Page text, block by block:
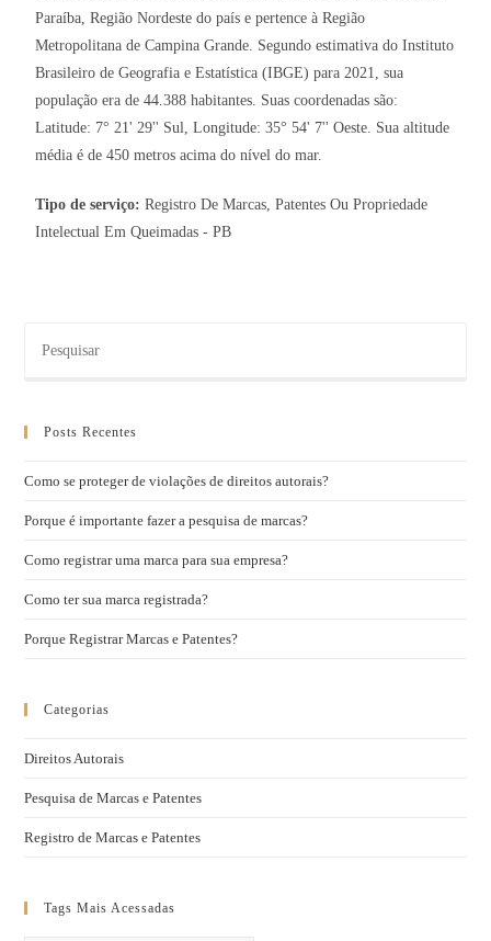
Paraíba, Região Nordeste do país e pertence à Região
Metropolitana de Campina Grande. Segundo estimativa do Instituto
Brasileiro de Geografia e Estatística (IBGE) para 2021, sua
população era de 44.388 habitantes. Suas coordenadas são:
Latitude: 7° 21' 29'' Sul, Longitude: 35° 54' 7'' Oeste. Sua altitude
média é de 450 metros acima do nível do mar.
Tipo de serviço:Registro De Marcas, Patentes Ou Propriedade
Intelectual Em Queimadas - PB
Posts Recentes
Como se proteger de violações de direitos autorais?
Porque é importante fazer a pesquisa de marcas?
Como registrar uma marca para sua empresa?
Como ter sua marca registrada?
Porque Registrar Marcas e Patentes?
Categorias
Direitos Autorais
Pesquisa de Marcas e Patentes
Registro de Marcas e Patentes
Tags Mais Acessadas